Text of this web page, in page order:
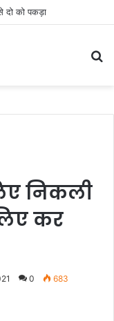
दो को पकड़ा
निकली
कर
0 683